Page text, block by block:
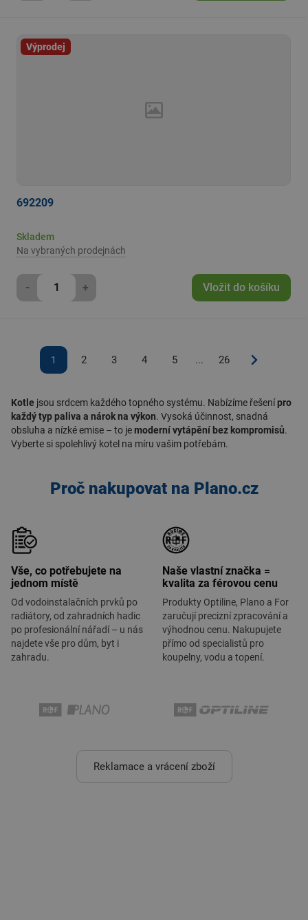
Výprodej
692209
Skladem
Na vybraných prodejnách
- + Vložit do košíku
1 2 3 4 5 ... 26
Kotle jsou srdcem každého topného systému. Nabízíme řešenípro
každý typ paliva a nárok na výkon. Vysoká účinnost, snadná
obsluha a nízké emise – to jemoderní vytápění bez kompromisů.
Vyberte si spolehlivý kotel na míru vašim potřebám.
Proč nakupovat na Plano.cz
Vše, co potřebujete na
jednom místě
Od vodoinstalačních prvků po
radiátory, od zahradních hadic
po profesionální nářadí – u nás
najdete vše pro dům, byt i
zahradu.
Naše vlastní značka =
kvalita za férovou cenu
Produkty Optiline, Plano a For
zaručují precizní zpracování a
výhodnou cenu. Nakupujete
přímo od specialistů pro
koupelny, vodu a topení.
Reklamace a vrácení zboží